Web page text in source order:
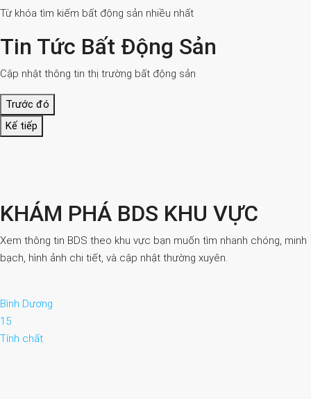
Từ khóa tìm kiếm bất động sản nhiều nhất
Tin Tức Bất Động Sản
Cập nhật thông tin thị trường bất động sản
Trước đó
Kế tiếp
KHÁM PHÁ BDS KHU VỰC
Xem thông tin BDS theo khu vực bạn muốn tìm nhanh chóng, minh
bạch, hình ảnh chi tiết, và cập nhật thường xuyên.
Bình Dương
15
Tính chất